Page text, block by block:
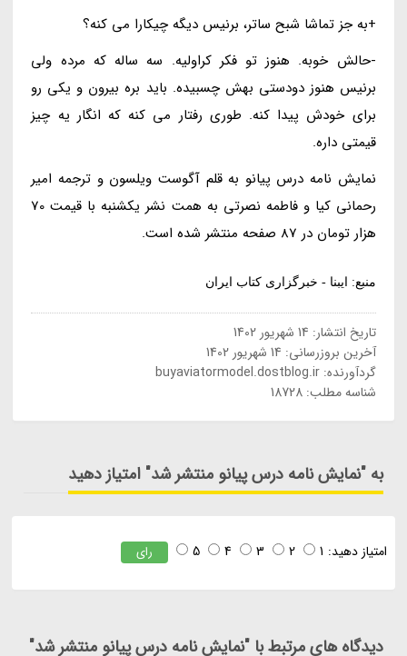
+به جز تماشا شبح ساتر، برنیس دیگه چیکارا می کنه؟
-حالش خوبه. هنوز تو فکر کراولیه. سه ساله که مرده ولی
برنیس هنوز دودستی بهش چسبیده. باید بره بیرون و یکی رو
برای خودش پیدا کنه. طوری رفتار می کنه که انگار یه چیز
قیمتی داره.
نمایش نامه درس پیانو به قلم آگوست ویلسون و ترجمه امیر
رحمانی کیا و فاطمه نصرتی به همت نشر یکشنبه با قیمت 70
هزار تومان در 87 صفحه منتشر شده است.
منبع: ایبنا - خبرگزاری کتاب ایران
تاریخ انتشار: 14 شهریور 1402
آخرین بروزرسانی: 14 شهریور 1402
گردآورنده:buyaviatormodel.dostblog.ir
شناسه مطلب: 18728
به "نمایش نامه درس پیانو منتشر شد" امتیاز دهید
امتیاز دهید: 1
2
3
4
5 رای
دیدگاه های مرتبط با "نمایش نامه درس پیانو منتشر شد"